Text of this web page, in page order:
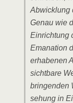
Abwick­lung
Genau wie
Ein­rich­tung
Emana­ti­on
erha­be­nen
sicht­ba­re
brin­gen­den
se­hung in